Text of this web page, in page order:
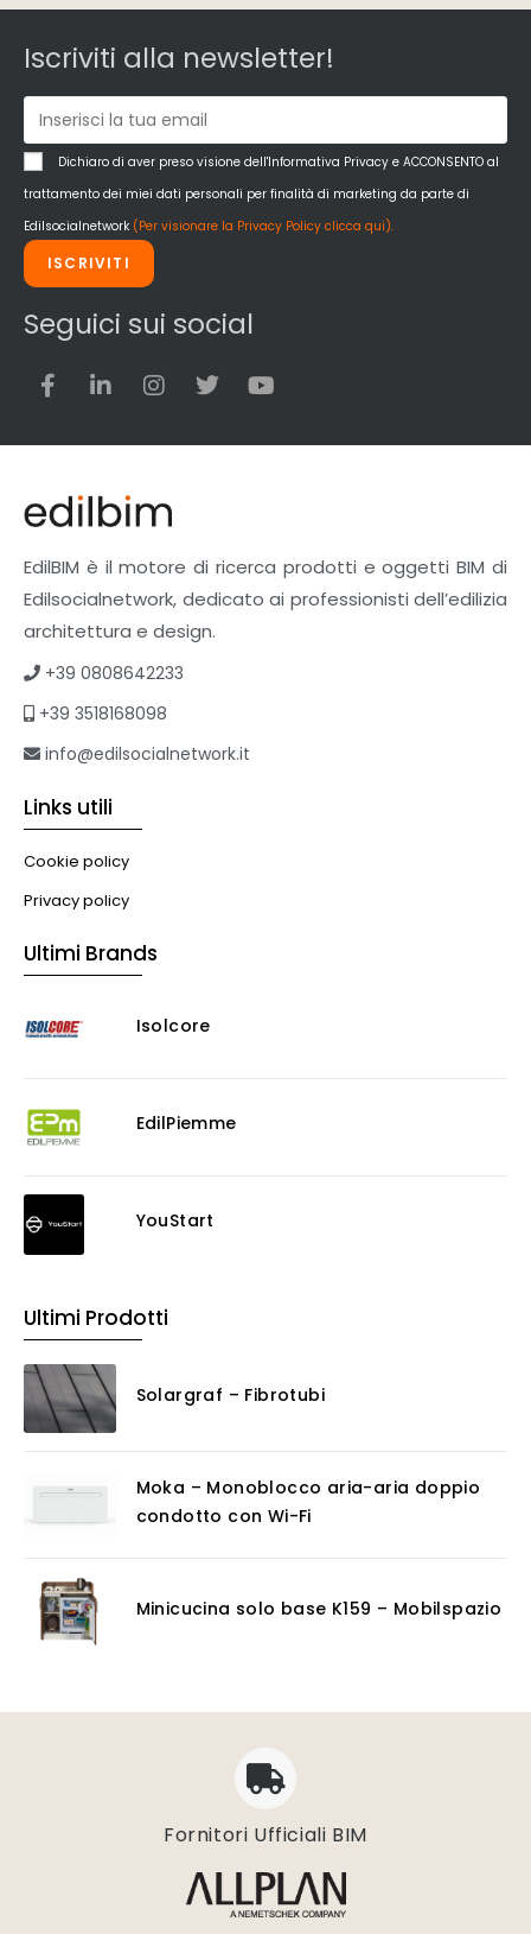
Iscriviti alla newsletter!
Dichiaro di aver preso visione dell'Informativa Privacy e ACCONSENTO al
trattamento dei miei dati personali per finalità di marketing da parte di
Edilsocialnetwork (Per visionare la Privacy Policy clicca qui).
ISCRIVITI
Seguici sui social
EdilBIM è il motore di ricerca prodotti e oggetti BIM di
Edilsocialnetwork, dedicato ai professionisti dell’edilizia
architettura e design.
+39 0808642233
+39 3518168098
info@edilsocialnetwork.it
Links utili
Cookie policy
Privacy policy
Ultimi Brands
Isolcore
EdilPiemme
YouStart
Ultimi Prodotti
Solargraf – Fibrotubi
Moka – Monoblocco aria-aria doppio
condotto con Wi-Fi
Minicucina solo base K159 – Mobilspazio
Fornitori Ufficiali BIM